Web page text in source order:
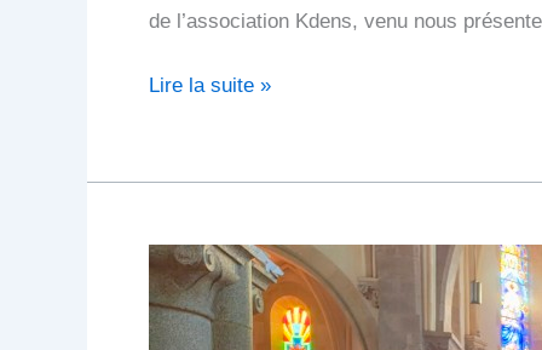
de l’association Kdens, venu nous
Lire la suite »
Célébration
de
Pâques